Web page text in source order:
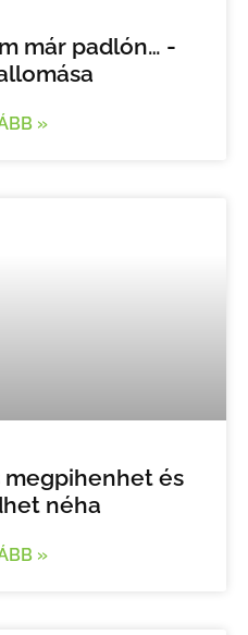
már padlón… -
»
megpihenhet és
néha
»